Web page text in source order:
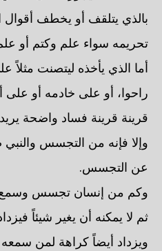
بالذي يتلقف أو يخطف
تحريمه سواء علم وكتم أو
أما الذي يأخذه ليتصنت مثلاً
راحوا، أو على خادمه أو على
قرينة قرينة فساد واضحة
وإلا فإنه من التجسس
عن التجسس.
وكم من إنسان تجسس وسمع
ثم لا يمكنه أن يغير شيئاً
ويزداد أيضاً كراهة لمن